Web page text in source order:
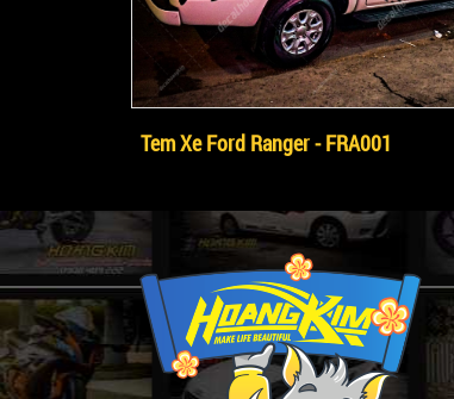
Tem Xe Ford Ranger - FRA001